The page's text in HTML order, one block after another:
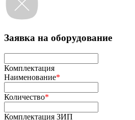
Заявка на оборудование
Комплектация
Наименование*
Количество*
Комплектация ЗИП